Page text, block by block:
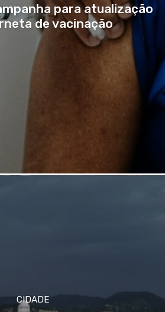
para atualização
de vacinação
CIDADE